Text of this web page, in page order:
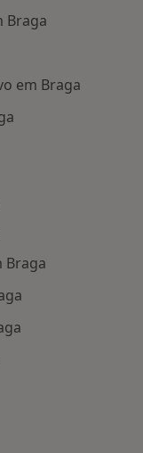
Braga
em Braga
Braga